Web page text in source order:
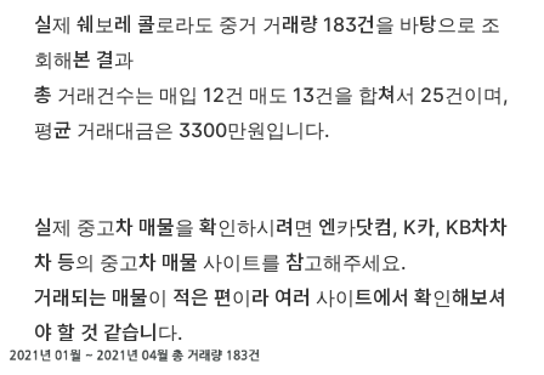
실제 쉐보레 콜로라도 중거 거래량 183건을 바탕으로 조
회해본 결과
총 거래건수는 매입 12건 매도 13건을 합쳐서 25건이며,
평균 거래대금은 3300만원입니다.
실제 중고차 매물을 확인하시려면 엔카닷컴, K카, KB차차
차 등의 중고차 매물 사이트를 참고해주세요.
거래되는 매물이 적은 편이라 여러 사이트에서 확인해보셔
야 할 것 같습니다.